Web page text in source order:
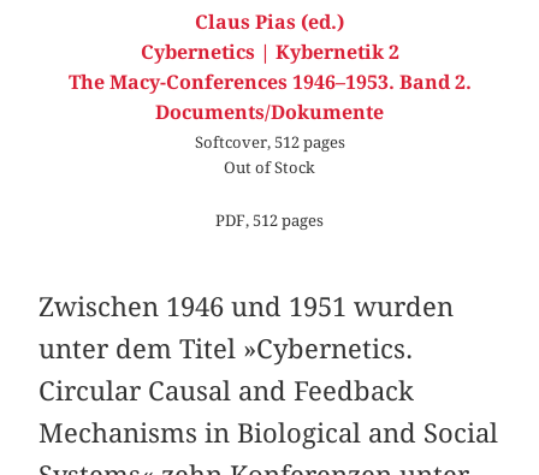
Claus Pias (ed.)
Cybernetics | Kybernetik 2
The Macy-Conferences 1946–1953. Band 2.
Documents/Dokumente
Softcover, 512 pages
Out of Stock
PDF, 512 pages
Zwischen 1946 und 1951 wurden
unter dem Titel »Cybernetics.
Circular Causal and Feedback
Mechanisms in Biological and Social